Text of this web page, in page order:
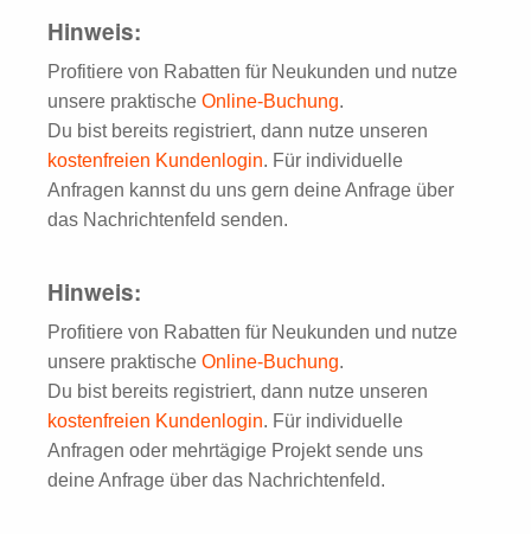
Hinweis:
Profitiere von Rabatten für Neukunden und nutze
unsere praktische Online-Buchung.
Du bist bereits registriert, dann nutze unseren
kostenfreien Kundenlogin. Für individuelle
Anfragen kannst du uns gern deine Anfrage über
das Nachrichtenfeld senden.
Hinweis:
Profitiere von Rabatten für Neukunden und nutze
unsere praktische Online-Buchung.
Du bist bereits registriert, dann nutze unseren
kostenfreien Kundenlogin. Für individuelle
Anfragen oder mehrtägige Projekt sende uns
deine Anfrage über das Nachrichtenfeld.